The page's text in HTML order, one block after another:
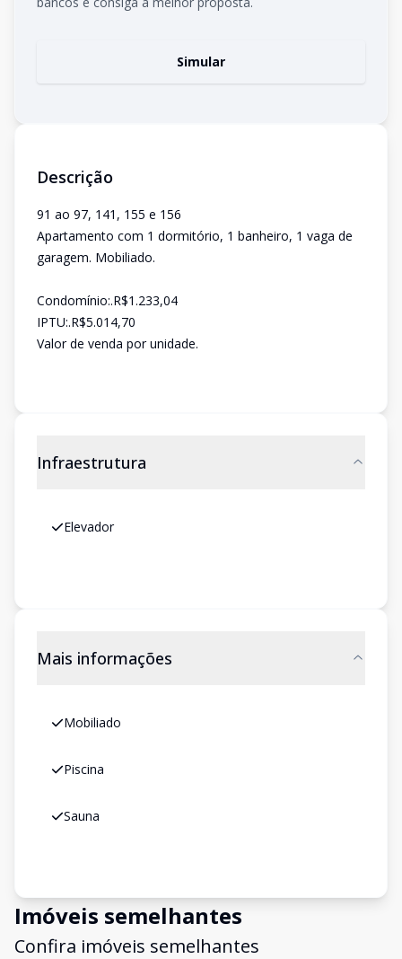
Simular
Descrição
91 ao 97, 141, 155 e 156
Apartamento com 1 dormitório, 1 banheiro, 1 vaga de
garagem. Mobiliado.
Condomínio:.R$1.233,04
IPTU:.R$5.014,70
Valor de venda por unidade.
Infraestrutura
Elevador
Mais informações
Mobiliado
Piscina
Sauna
Imóveis semelhantes
Confira imóveis semelhantes